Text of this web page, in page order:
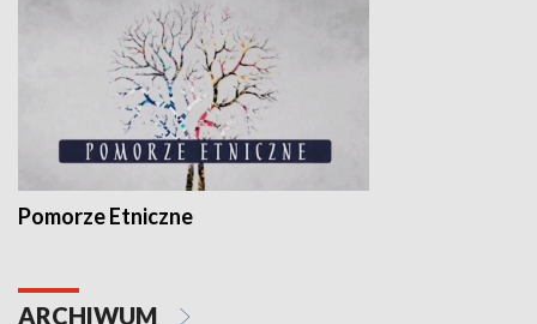
Pomorze Etniczne
ARCHIWUM